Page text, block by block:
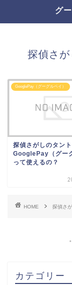
グ
探偵さ
GooglePay（グーグルペイ）
探偵さがしのタン
GooglePay（グー
って使えるの？
HOME 探偵さ
カテゴリー